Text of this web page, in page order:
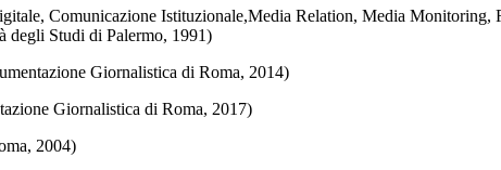
Comunicazione Istituzionale,Media Relation, Media
degli Studi di Palermo, 1991)
Giornalistica di Roma, 2014)
Giornalistica di Roma, 2017)
2004)